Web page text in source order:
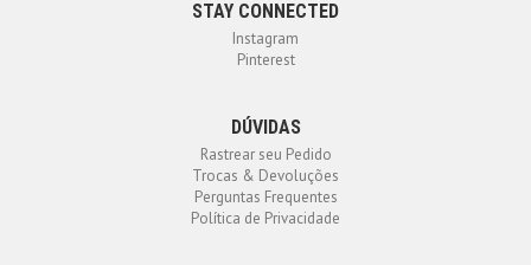
STAY CONNECTED
Instagram
Pinterest
DÚVIDAS
Rastrear seu Pedido
Trocas & Devoluções
Perguntas Frequentes
Política de Privacidade